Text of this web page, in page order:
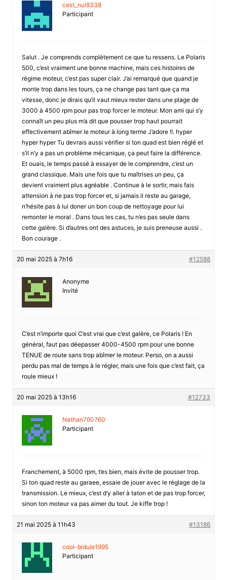
cest_nul8338
Participant
Salut . Je comprends complètement ce que tu ressens. Le Polaris
500, c’est vraiment une bonne machine, mais ces histoires de
régime moteur, c’est pas super clair. J’ai remarqué que quand je
monte trop dans les tours, ça ne change pas tant que ça ma
vitesse, donc je dirais qu’il vaut mieux rester dans une plage de
3000 à 4500 rpm pour pas trop forcer le moteur. Mon ami qui s’y
connaît un peu plus m’a dit que pousser trop haut pourrait
effectivement abîmer le moteur à long terme J’adore !!. hyper
hyper hyper Tu devrais aussi vérifier si ton quad est bien réglé et
s’il n’y a pas un problème mécanique, ça peut faire la différence.
Et ouais, le temps passé à essayer de le comprendre, c’est un
grand classique. Mais une fois que tu maîtrises un peu, ça
devient vraiment plus agréable . Continue à le sortir, mais fais
attension à ne pas trop forcer et, si jamais il reste au garage,
n’hésite pas à lui doner un bon coup de nettoyage pour lui
remonter le moral . Dans tous les cas, tu n’es pas seule dans
cette galère. Si d’autres ont des astuces, je suis preneuse aussi .
Bon courage .
20 mai 2025 à 7h16 #12588
Anonyme
Invité
C’est n’importe quoi C’est vrai que c’est galère, ce Polaris ! En
général, faut pas déepasser 4000-4500 rpm pour une bonne
TENUE de route sans trop abîmer le moteur. Perso, on a aussi
perdu pas mal de temps à le régler, mais une fois que c’est fait, ça
roule mieux !
20 mai 2025 à 13h16 #12733
Nathan760760
Participant
Franchement, à 5000 rpm, t’es bien, mais évite de pousser trop.
Si ton quad reste au garaee, essaie de jouer avec le réglage de la
transmission. Le mieux, c’est d’y aller à taton et de pas trop forcer,
sinon ton moteur va pas aimer du tout. Je kiffe trop !
21 mai 2025 à 11h43 #13186
cool-bidule1995
Participant